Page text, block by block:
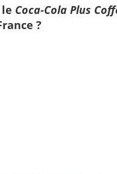
Coca-Cola Plus
?